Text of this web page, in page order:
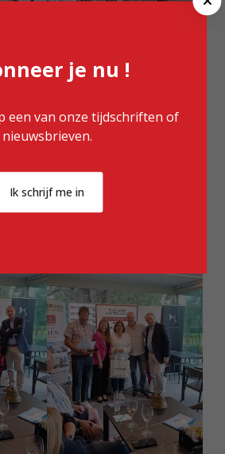
l
je nu !
een van onze tijdschriften of
nieuwsbrieven.
Ik schrijf me in